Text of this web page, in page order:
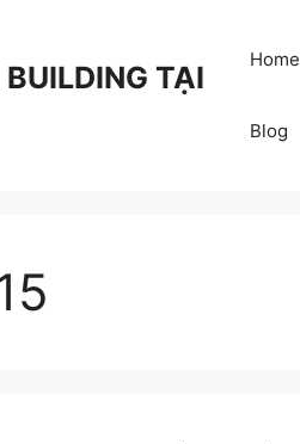
TẠI
Home
Blog